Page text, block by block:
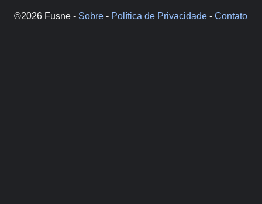
©2026 Fusne - Sobre - Política de Privacidade -Contato